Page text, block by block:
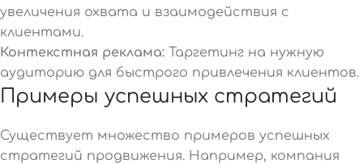
увеличения охвата и взаимодействия с
клиентами.
Контекстная реклама: Таргетинг на нужную
аудиторию для быстрого привлечения клиентов.
Примеры успешных стратегий
Существует множество примеров успешных
стратегий продвижения. Например, компания